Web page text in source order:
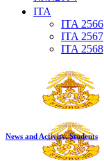
ITA
ITA 2566
ITA 2567
ITA 2568
News and Activity,Students